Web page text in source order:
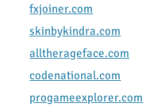
fxjoiner.com
skinbykindra.com
alltherageface.com
codenational.com
progameexplorer.com